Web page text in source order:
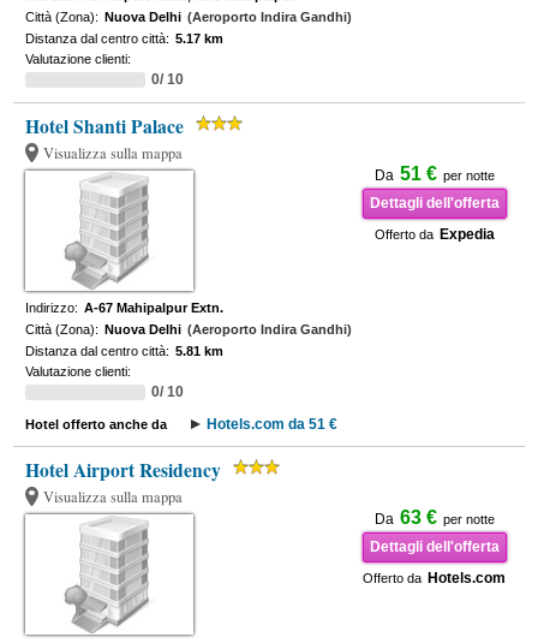
Città (Zona): Nuova Delhi (Aeroporto Indira Gandhi)
Distanza dal centro città: 5.17 km
Valutazione clienti:
0/ 10
Hotel Shanti Palace
Visualizza sulla mappa
Da 51 € per notte
Dettagli dell'offerta
Offerto da Expedia
Indirizzo: A-67 Mahipalpur Extn.
Città (Zona): Nuova Delhi (Aeroporto Indira Gandhi)
Distanza dal centro città: 5.81 km
Valutazione clienti:
0/ 10
Hotel offerto anche da Hotels.com da 51 €
Hotel Airport Residency
Visualizza sulla mappa
Da 63 € per notte
Dettagli dell'offerta
Offerto da Hotels.com